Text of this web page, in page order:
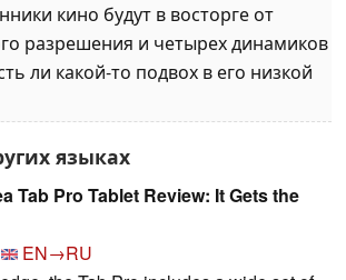
кино будут в восторге от
разрешения и четырех динамиков
ли какой-то подвох в его низкой
языках
Tab Pro Tablet Review: It Gets the
EN→RU